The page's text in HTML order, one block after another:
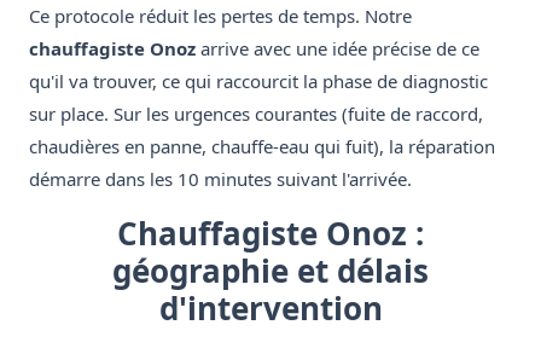
Ce protocole réduit les pertes de temps. Notre
chauffagiste Onoz arrive avec une idée précise de ce
qu'il va trouver, ce qui raccourcit la phase de diagnostic
sur place. Sur les urgences courantes (fuite de raccord,
chaudières en panne, chauffe-eau qui fuit), la réparation
démarre dans les 10 minutes suivant l'arrivée.
Chauffagiste Onoz :
géographie et délais
d'intervention